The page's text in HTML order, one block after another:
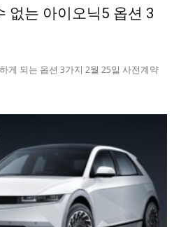
없는 아이오닉5 옵션 3
게 되는 옵션 3가지 2월 25일 사전계약